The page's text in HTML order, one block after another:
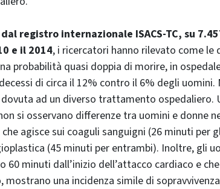
registro internazionale ISACS-TC, su
e il 2014, i ricercatori hanno rilevato come le
probabilità quasi doppia di morire, in
di circa il 12% contro il 6% degli uomini.
ad un diverso trattamento ospedaliero.
si osservano differenze tra uomini e donne
agisce sui coaguli sanguigni (26 minuti per
(45 minuti per entrambi). Inoltre, gli
60 minuti dall’inizio dell’attacco cardiaco e
una incidenza simile di